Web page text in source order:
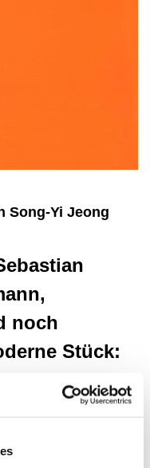
Song-Yi Jeong
noch
Stück:
bot bei